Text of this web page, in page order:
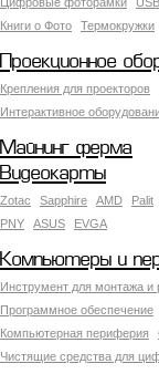
Книги о Фото
Термокружки
Проекционное
Крепления для проекторов
Интерактивное
Майнинг ферма
Видеокарты
Zotac Sapphire AMD Palit
PNY
ASUS EVGA
Компьютеры и
Инструмент для монтажа и
Программное обеспечение
Компьютерная периферия
Чистящие средства для